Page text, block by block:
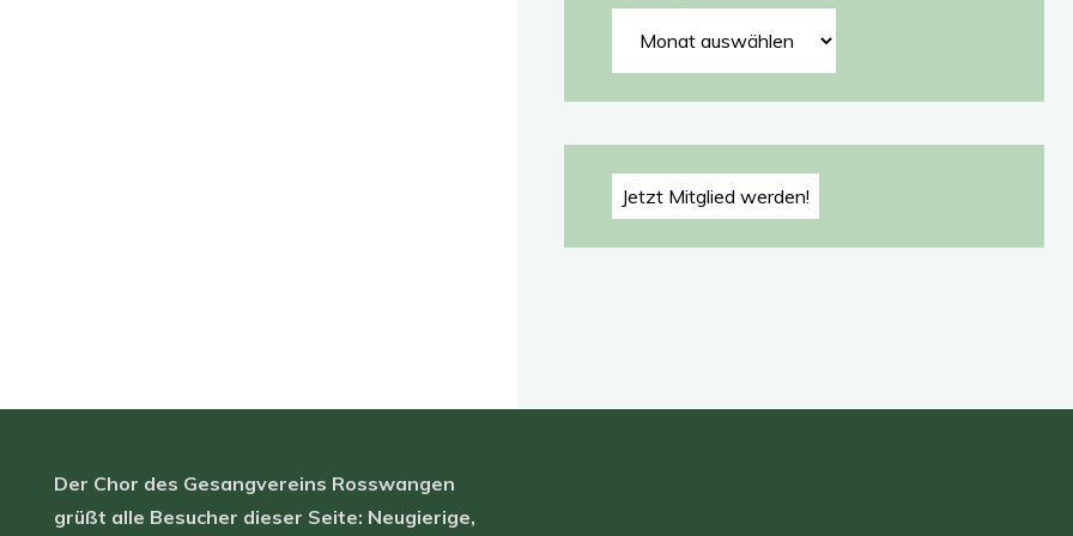
Jetzt Mitglied werden!
Der Chor des Gesangvereins Rosswangen
grüßt alle Besucher dieser Seite: Neugierige,